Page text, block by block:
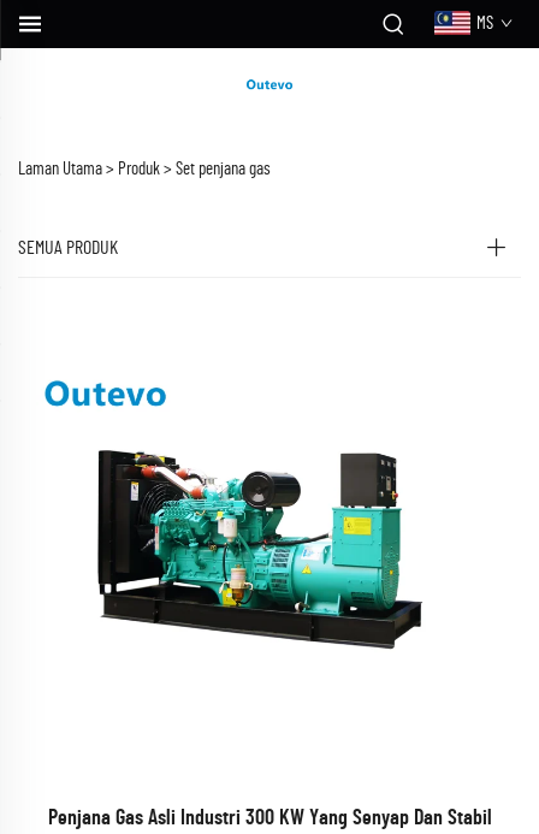
MS
Laman Utama > Produk > Set penjana gas
SEMUA PRODUK
Penjana Gas Asli Industri 300 KW Yang Senyap Dan Stabil